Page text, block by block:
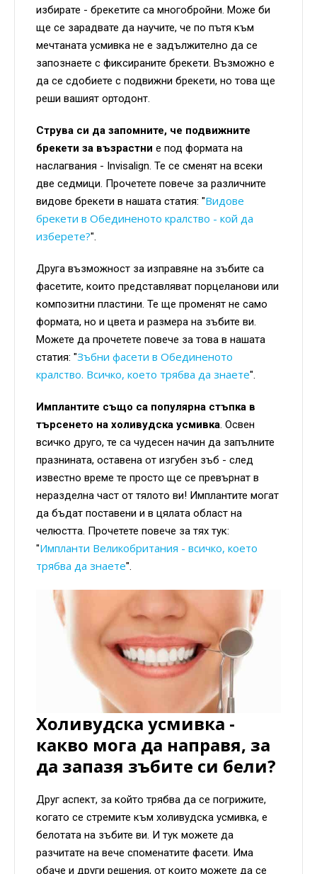
избирате - брекетите са многобройни. Може би
ще се зарадвате да научите, че по пътя към
мечтаната усмивка не е задължително да се
запознаете с фиксираните брекети. Възможно е
да се сдобиете с подвижни брекети, но това ще
реши вашият ортодонт.
Струва си да запомните, че подвижните
брекети за възрастни е под формата на
наслагвания - Invisalign. Те се сменят на всеки
две седмици. Прочетете повече за различните
видове брекети в нашата статия: "Видове
брекети в Обединеното кралство - кой да
изберете?".
Друга възможност за изправяне на зъбите са
фасетите, които представляват порцеланови или
композитни пластини. Те ще променят не само
формата, но и цвета и размера на зъбите ви.
Можете да прочетете повече за това в нашата
статия: "Зъбни фасети в Обединеното
кралство. Всичко, което трябва да знаете".
Имплантите също са популярна стъпка в
търсенето на холивудска усмивка. Освен
всичко друго, те са чудесен начин да запълните
празнината, оставена от изгубен зъб - след
известно време те просто ще се превърнат в
неразделна част от тялото ви! Имплантите могат
да бъдат поставени и в цялата област на
челюстта. Прочетете повече за тях тук:
"Импланти Великобритания - всичко, което
трябва да знаете".
Холивудска усмивка -
какво мога да направя, за
да запазя зъбите си бели?
Друг аспект, за който трябва да се погрижите,
когато се стремите към холивудска усмивка, е
белотата на зъбите ви. И тук можете да
разчитате на вече споменатите фасети. Има
обаче и други решения, от които можете да се